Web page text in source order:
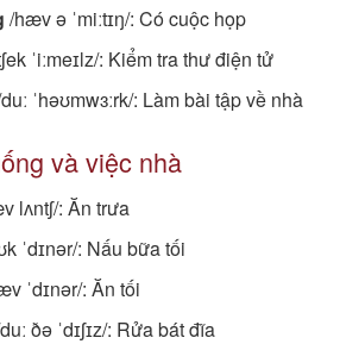
/hæv ə ˈmiːtɪŋ/: Có cuộc họp
ˈiːmeɪlz/: Kiểm tra thư điện tử
ˈhəʊmwɜːrk/: Làm bài tập về nhà
và việc nhà
lʌntʃ/: Ăn trưa
ˈdɪnər/: Nấu bữa tối
ˈdɪnər/: Ăn tối
ðə ˈdɪʃɪz/: Rửa bát đĩa